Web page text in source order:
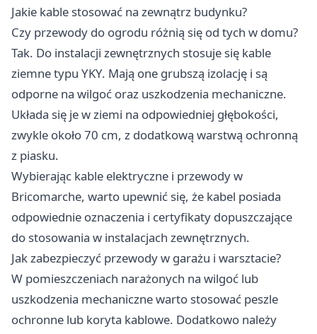
Jakie kable stosować na zewnątrz budynku?
Czy przewody do ogrodu różnią się od tych w domu?
Tak. Do instalacji zewnętrznych stosuje się kable
ziemne typu YKY. Mają one grubszą izolację i są
odporne na wilgoć oraz uszkodzenia mechaniczne.
Układa się je w ziemi na odpowiedniej głębokości,
zwykle około 70 cm, z dodatkową warstwą ochronną
z piasku.
Wybierając kable elektryczne i przewody w
Bricomarche, warto upewnić się, że kabel posiada
odpowiednie oznaczenia i certyfikaty dopuszczające
do stosowania w instalacjach zewnętrznych.
Jak zabezpieczyć przewody w garażu i warsztacie?
W pomieszczeniach narażonych na wilgoć lub
uszkodzenia mechaniczne warto stosować peszle
ochronne lub koryta kablowe. Dodatkowo należy